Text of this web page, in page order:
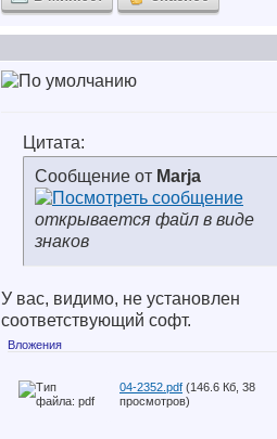
Цитата:
Сообщение от Marja
открывается файл в виде
знаков
У вас, видимо, не установлен
соответствующий софт.
Вложения
04-2352.pdf (146.6 Кб, 38
просмотров)